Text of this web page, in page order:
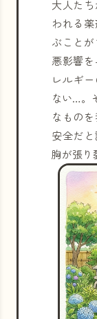
大人た
われる
ぶこと
悪影響
レルギ
ない…。
なもの
安全だ
胸が張り